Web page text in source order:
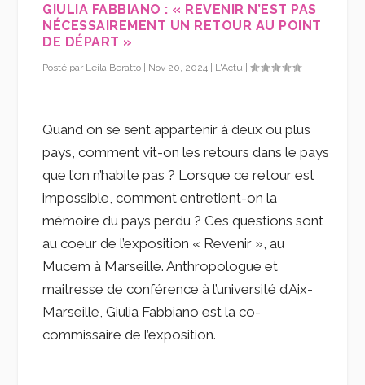
GIULIA FABBIANO : « REVENIR N’EST PAS
NÉCESSAIREMENT UN RETOUR AU POINT
DE DÉPART »
Posté par Leila Beratto | Nov 20, 2024 | L'Actu |
Quand on se sent appartenir à deux ou plus
pays, comment vit-on les retours dans le pays
que l’on n’habite pas ? Lorsque ce retour est
impossible, comment entretient-on la
mémoire du pays perdu ? Ces questions sont
au coeur de l’exposition « Revenir », au
Mucem à Marseille. Anthropologue et
maitresse de conférence à l’université d’Aix-
Marseille, Giulia Fabbiano est la co-
commissaire de l’exposition.